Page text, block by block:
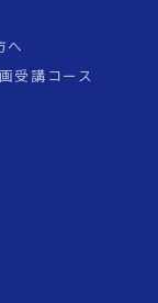
へ
受講コース